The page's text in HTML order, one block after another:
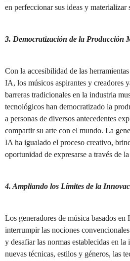
en perfeccionar sus ideas y materializar
3. Democratización de la Producción
Con la accesibilidad de las
IA, los músicos aspirantes y creadores
barreras tradicionales en la industria
tecnológicos han democratizado la
a personas de diversos antecedentes
compartir su arte con el mundo. La
IA ha igualado el proceso creativo,
oportunidad de expresarse a través de
4. Ampliando los Límites de la
Los generadores de música basados
interrumpir las nociones
y desafiar las normas establecidas en
nuevas técnicas, estilos y géneros, las